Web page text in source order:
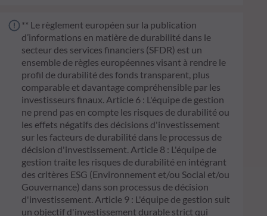
** Le règlement européen sur la publication
d’informations en matière de durabilité dans le
secteur des services financiers (SFDR) est un
ensemble de règles européennes visant à rendre le
profil de durabilité des fonds transparent, plus
comparable et davantage compréhensible par les
investisseurs finaux. Article 6 : L'équipe de gestion
ne prend pas en compte les risques de durabilité ou
les effets négatifs des décisions d'investissement
sur les facteurs de durabilité dans le processus de
décision d'investissement. Article 8 : L'équipe de
gestion traite les risques de durabilité en intégrant
des critères ESG (Environnement et/ou Social et/ou
Gouvernance) dans son processus de décision
d'investissement. Article 9 : L'équipe de gestion suit
un objectif d'investissement durable strict qui